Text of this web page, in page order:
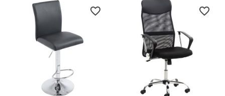
favorite_border favorite_border